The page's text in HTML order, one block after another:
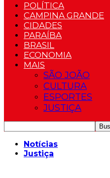
POLÍTICA
CAMPINA GRANDE
CIDADES
PARAÍBA
BRASIL
ECONOMIA
MAIS
SÃO JOÃO
CULTURA
ESPORTES
JUSTIÇA
Notícias
Justiça